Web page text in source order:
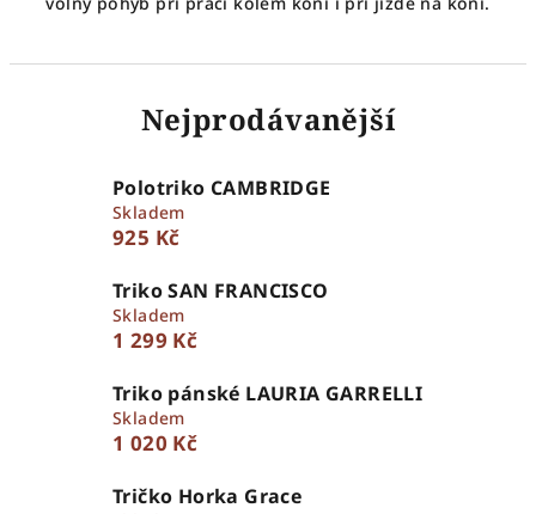
Nejprodávanější
Polotriko CAMBRIDGE
Skladem
925 Kč
Triko SAN FRANCISCO
Skladem
1 299 Kč
Triko pánské LAURIA GARRELLI
Skladem
1 020 Kč
Tričko Horka Grace